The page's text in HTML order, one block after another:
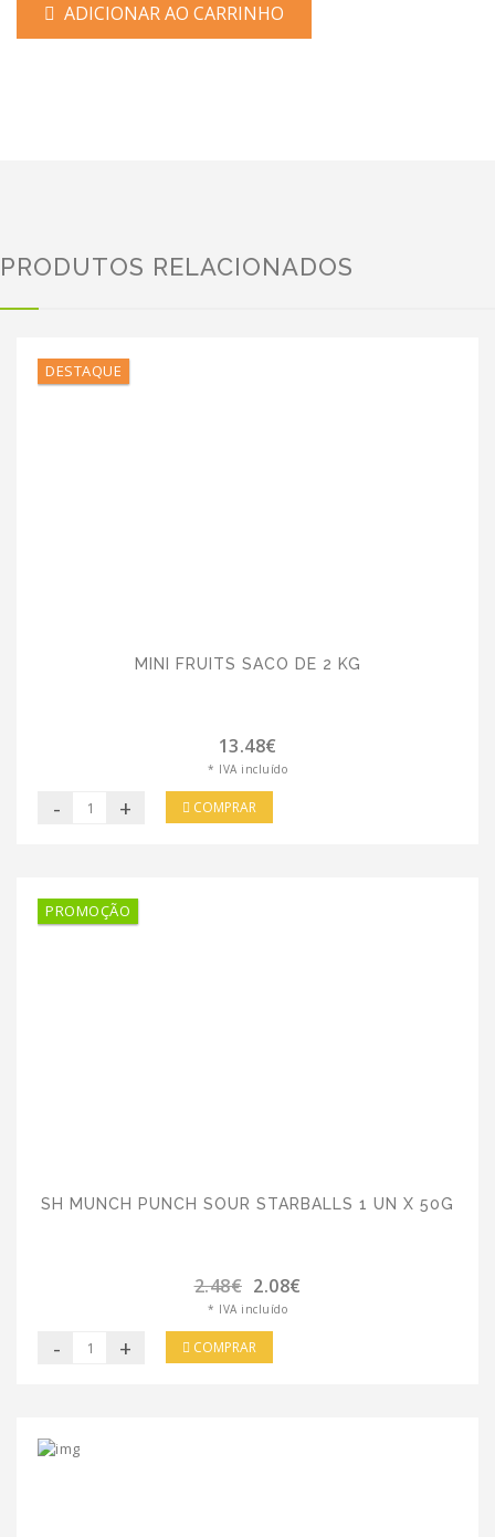
ADICIONAR AO CARRINHO
PRODUTOS RELACIONADOS
DESTAQUE
MINI FRUITS SACO DE 2 KG
13.48€
* IVA incluído
- + COMPRAR
PROMOÇÃO
SH MUNCH PUNCH SOUR STARBALLS 1 UN X 50G
2.48€ 2.08€
* IVA incluído
- + COMPRAR